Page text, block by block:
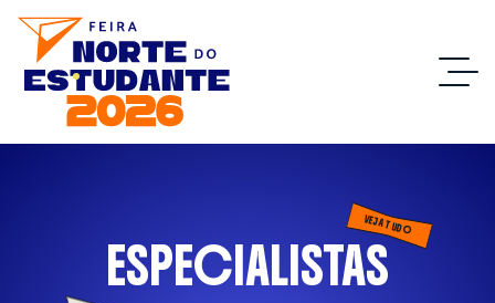
VEJA TUDO
ESPECIALISTAS